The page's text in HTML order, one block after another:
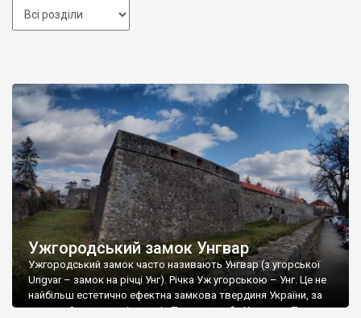
Ужгородський замок Унгвар
Ужгородський замок часто називають Унгвар (з угорської
Ungvar – замок на річці Унг). Річка Уж угорською – Унг. Це не
найбільш естетично ефектна замкова твердиня України, за
красою його не порівняти із Паланком або Хотином. Тут